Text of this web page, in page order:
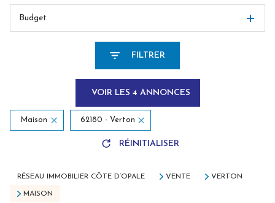
Budget
FILTRER
VOIR LES 4 ANNONCES
Maison 62180 - Verton
RÉINITIALISER
RÉSEAU IMMOBILIER CÔTE D’OPALE VENTE VERTON
MAISON